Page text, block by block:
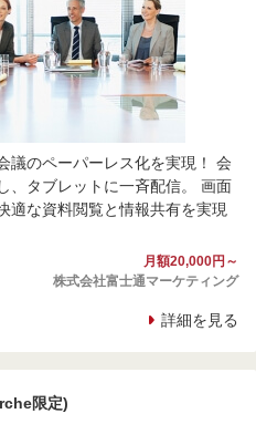
議のペーパーレス化を実現！ 会
、タブレットに一斉配信。 画面
適な資料閲覧と情報共有を実現
月額20,000円～
株式会社富士通マーケティング
詳細を見る
限定)